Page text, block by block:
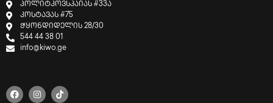
პოლიტკოვსკაიას #33ა
კოსტავას #75
ჭყონდიდელის 28/30
544 44 38 01
info@kiwo.ge